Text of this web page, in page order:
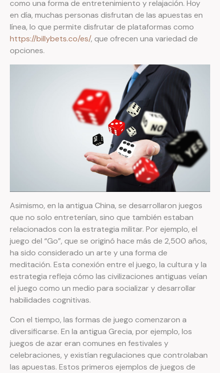
como una forma de entretenimiento y relajación. Hoy
en día, muchas personas disfrutan de las apuestas en
línea, lo que permite disfrutar de plataformas como
https://billybets.co/es/, que ofrecen una variedad de
opciones.
Asimismo, en la antigua China, se desarrollaron juegos
que no solo entretenían, sino que también estaban
relacionados con la estrategia militar. Por ejemplo, el
juego del “Go”, que se originó hace más de 2,500 años,
ha sido considerado un arte y una forma de
meditación. Esta conexión entre el juego, la cultura y la
estrategia refleja cómo las civilizaciones antiguas veían
el juego como un medio para socializar y desarrollar
habilidades cognitivas.
Con el tiempo, las formas de juego comenzaron a
diversificarse. En la antigua Grecia, por ejemplo, los
juegos de azar eran comunes en festivales y
celebraciones, y existían regulaciones que controlaban
las apuestas. Estos primeros ejemplos de juegos de